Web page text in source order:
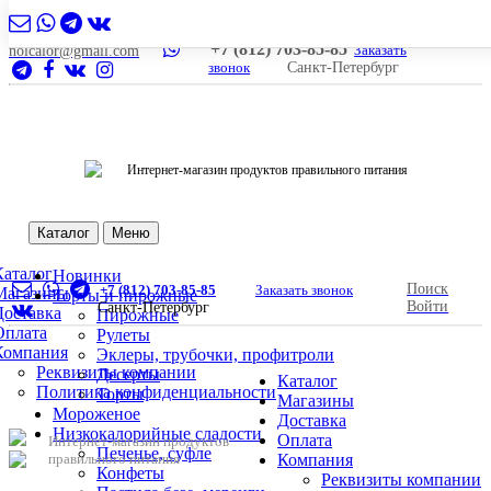
nolcalor@gmail.com +7 (812) 703-85-85 Заказать
звонок
Санкт-Петербург
Интернет-магазин продуктов правильного питания
Каталог Меню
Реквизиты компании
Политика конфиденциальности
Новинки
Торты и пирожные
Пирожные
Рулеты
Эклеры, трубочки, профитроли
Десерты
Торты
Мороженое
Низкокалорийные сладости
Печенье, суфле
Конфеты
+7 (812) 703-85-85
Заказать звонок
Санкт-Петербург
Поиск
Войти
Интернет-магазин продуктов
правильного питания
Каталог
Магазины
Доставка
Оплата
Компания
Реквизиты компании